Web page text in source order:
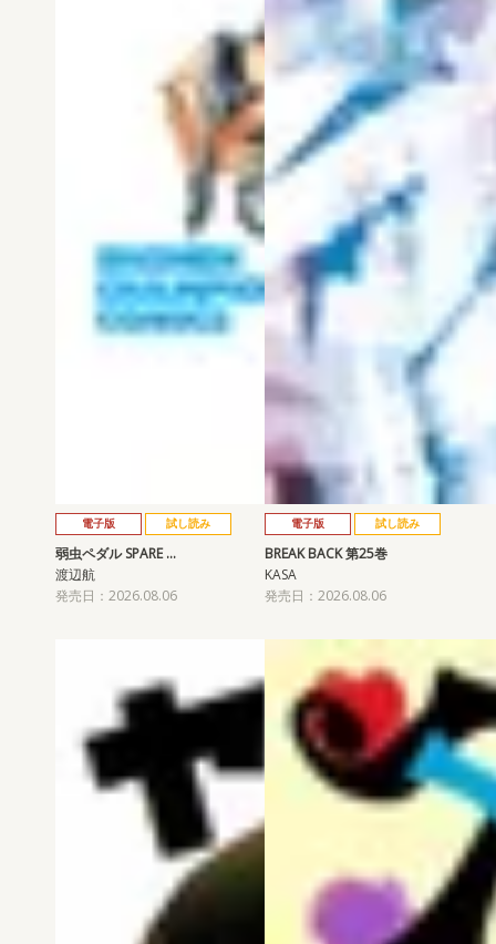
電子版 試し読み
弱虫ペダル SPARE …
渡辺航
発売日：2026.08.06
電子版 試し読み
BREAK BACK 第25巻
KASA
発売日：2026.08.06